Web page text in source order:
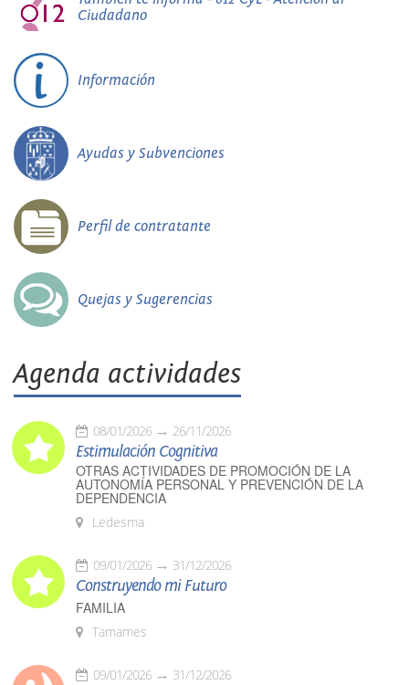
Ciudadano
Información
Ayudas y Subvenciones
Perfil de contratante
Quejas y Sugerencias
Agenda actividades
08/01/2026 26/11/2026
Estimulación Cognitiva
OTRAS ACTIVIDADES DE PROMOCIÓN DE LA
AUTONOMÍA PERSONAL Y PREVENCIÓN DE LA
DEPENDENCIA
Ledesma
09/01/2026 31/12/2026
Construyendo mi Futuro
FAMILIA
Tamames
09/01/2026 31/12/2026